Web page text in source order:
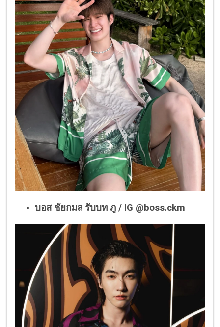
บอส ชัยกมล รับบท ภู / IG @boss.ckm